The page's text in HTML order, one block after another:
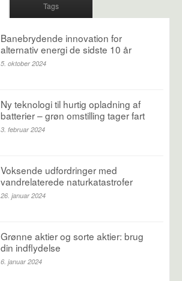
Tags
Banebrydende innovation for
alternativ energi de sidste 10 år
5. oktober 2024
Ny teknologi til hurtig opladning af
batterier – grøn omstilling tager fart
3. februar 2024
Voksende udfordringer med
vandrelaterede naturkatastrofer
26. januar 2024
Grønne aktier og sorte aktier: brug
din indflydelse
6. januar 2024